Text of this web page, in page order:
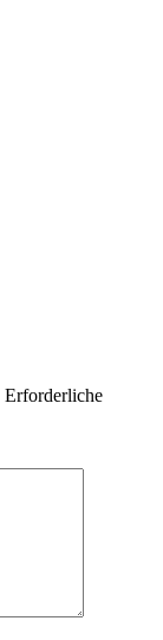
Erforderliche